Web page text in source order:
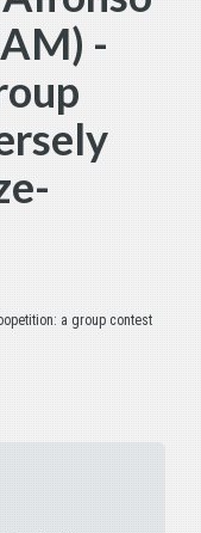
-
a group contest